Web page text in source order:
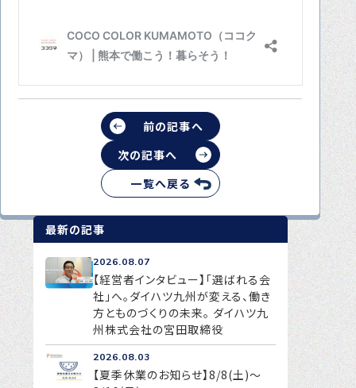
前の記事へ
一覧へ戻る
次の記事へ
最新の記事
2026.08.07
【経営者インタビュー】「選ばれる会
社」へ。ダイハツ九州が変える、働き
方とものづくりの未来。 ダイハツ九
州株式会社の宮田取締役
2026.08.03
【夏季休業のお知らせ】8/8(土)～